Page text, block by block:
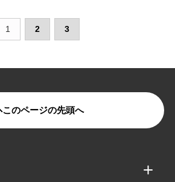
1 2 3
このページの先頭へ